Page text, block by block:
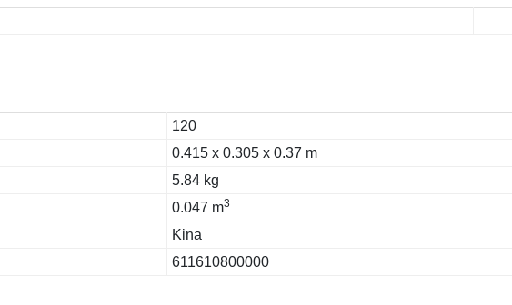
120
0.415 x 0.305 x 0.37 m
5.84 kg
0.047 m3
Kina
611610800000